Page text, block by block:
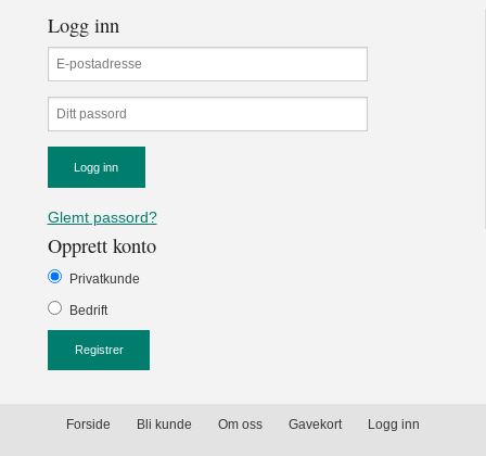
Logg inn
Glemt passord?
Opprett konto
Privatkunde
Bedrift
Forside Bli kunde Om oss Gavekort Logg inn